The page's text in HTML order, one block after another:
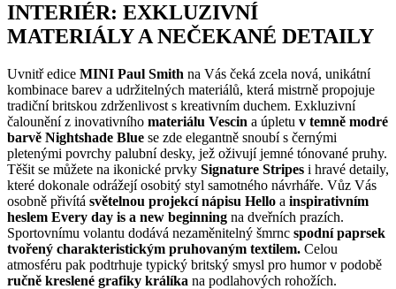
INTERIÉR: EXKLUZIVNÍ
MATERIÁLY A NEČEKANÉ DETAILY
Uvnitř edice MINI Paul Smith na Vás čeká zcela nová, unikátní
kombinace barev a udržitelných materiálů, která mistrně propojuje
tradiční britskou zdrženlivost s kreativním duchem. Exkluzivní
čalounění z inovativního materiálu Vescin a úpletu v temně modré
barvě Nightshade Blue se zde elegantně snoubí s černými
pletenými povrchy palubní desky, jež oživují jemné tónované pruhy.
Těšit se můžete na ikonické prvky Signature Stripes i hravé detaily,
které dokonale odrážejí osobitý styl samotného návrháře. Vůz Vás
osobně přivítá světelnou projekcí nápisu Hello a inspirativním
heslem Every day is a new beginning na dveřních prazích.
Sportovnímu volantu dodává nezaměnitelný šmrnc spodní paprsek
tvořený charakteristickým pruhovaným textilem. Celou
atmosféru pak podtrhuje typický britský smysl pro humor v podobě
ručně kreslené grafiky králíka na podlahových rohožích.